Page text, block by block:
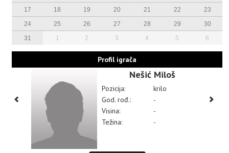
17
18 19 20 21 22
23
24
25 26 27 28 29
30
31
1 2 3 4 5 6
Profil igrača
Nešić Miloš
Pozicija:
krilo
God. rođ.:
-
Visina:
-
Težina:
-